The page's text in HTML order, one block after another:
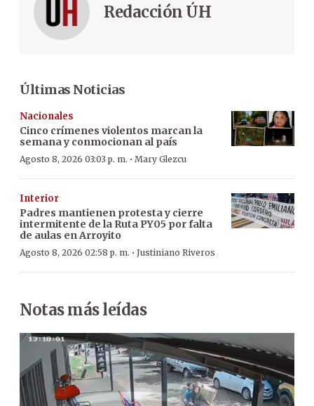
Redacción ÚH
Últimas Noticias
Nacionales
Cinco crímenes violentos marcan la
semana y conmocionan al país
Agosto 8, 2026 03:03 p. m. · Mary Glezcu
Interior
Padres mantienen protesta y cierre
intermitente de la Ruta PY05 por falta
de aulas en Arroyito
Agosto 8, 2026 02:58 p. m. · Justiniano Riveros
Notas más leídas